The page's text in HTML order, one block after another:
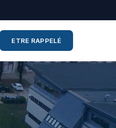
ETRE RAPPELÉ